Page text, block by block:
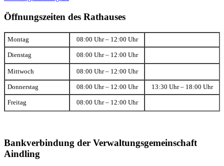
Öffnungszeiten des Rathauses
Montag 08:00 Uhr – 12:00 Uhr
Dienstag 08:00 Uhr – 12:00 Uhr
Mittwoch 08:00 Uhr – 12:00 Uhr
Donnerstag 08:00 Uhr – 12:00 Uhr 13:30 Uhr – 18:00 Uhr
Freitag 08:00 Uhr – 12:00 Uhr
Bankverbindung der Verwaltungsgemeinschaft
Aindling